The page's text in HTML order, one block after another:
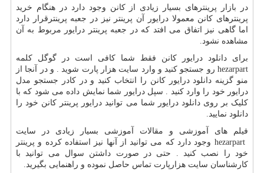
در بازار پرینترهای بسیار زیادی از کانن وجود دارد در هنگام خرید
پرینترهای کانن معمولا درایور آن پرینتر نیز در جعبه پرینترقرار دارد
اما گاهی نیز اتفاق می افتد که در جعبه پرینتر درایور مربوط به آن
مشاهده نشود.
برای دانلود درایور کانن فقط شما کافی است در گوگل کلمه
hezarpart رو جستجو کنید و وارد سایت هزار پارت شوید . و در آنجا از
منو گزینه دانلود درایور کانن را انتخاب کنید و در کادر جستجو مدل
درایور خود را وارد کنید . سپل درایور شما نمایش داده می شود که با
کلیک بر روی دانلود درایور شما می توانید درایور پرینتر کانن خود را
دانلود نمایید.
فیلم های آموزشی و مقالات آموزشی بسیار زیادی در سایت
hezarpart وجود دارد که می توانید از آنها نیز استفاده کرده و پرینتر
خود را نصب کنید . حتی در صورت داشتن سوال می توانید با
کارشناسان سایت هزارپارت تماس حاصل نموده و راهنمایی بگیرید.